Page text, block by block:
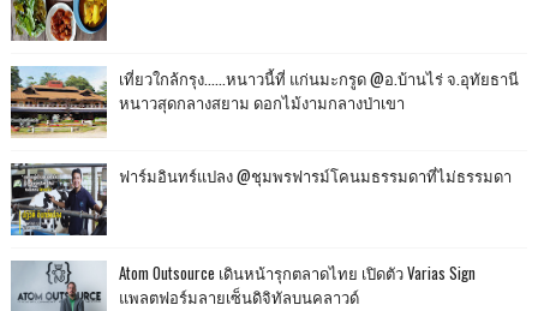
เที่ยวใกล้กรุง......หนาวนี้ที่ แก่นมะกรูด @อ.บ้านไร่ จ.อุทัยธานี
หนาวสุดกลางสยาม ดอกไม้งามกลางป่าเขา
ฟาร์มอินทร์แปลง @ชุมพรฟารม์โคนมธรรมดาที่ไม่ธรรมดา
Atom Outsource เดินหน้ารุกตลาดไทย เปิดตัว Varias Sign
แพลตฟอร์มลายเซ็นดิจิทัลบนคลาวด์